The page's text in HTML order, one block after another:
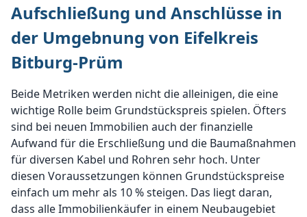
Aufschließung und Anschlüsse in
der Umgebnung von Eifelkreis
Bitburg-Prüm
Beide Metriken werden nicht die alleinigen, die eine
wichtige Rolle beim Grundstückspreis spielen. Öfters
sind bei neuen Immobilien auch der finanzielle
Aufwand für die Erschließung und die Baumaßnahmen
für diversen Kabel und Rohren sehr hoch. Unter
diesen Voraussetzungen können Grundstückspreise
einfach um mehr als 10 % steigen. Das liegt daran,
dass alle Immobilienkäufer in einem Neubaugebiet